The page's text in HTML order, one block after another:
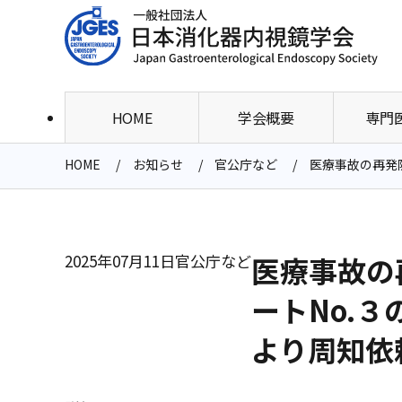
HOME 学会概要 専門
HOME お知らせ 官公庁など 医療事故の再発
2025年07月11日官公庁など医療事故
ートNo.３
より周知依